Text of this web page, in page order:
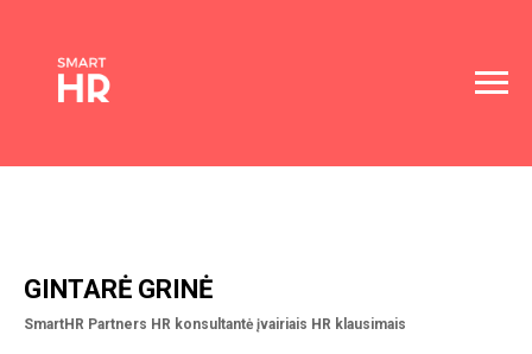
GINTARĖ GRINĖ
SmartHR Partners HR konsultantė įvairiais HR klausimais